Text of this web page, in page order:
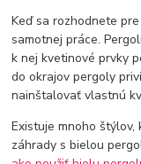
Keď sa rozhodnete
samotnej práce.
k nej kvetinové prvky
do okrajov pergoly
nainštalovať vlastnú
Existuje mnoho
záhrady s bielou